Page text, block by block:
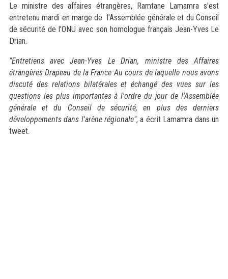
Le ministre des affaires étrangères, Ramtane Lamamra s'est
entretenu mardi en marge de l'Assemblée générale et du Conseil
de sécurité de l'ONU avec son homologue français Jean-Yves Le
Drian.
"Entretiens avec Jean-Yves Le Drian, ministre des Affaires
étrangères Drapeau de la France Au cours de laquelle nous avons
discuté des relations bilatérales et échangé des vues sur les
questions les plus importantes à l'ordre du jour de l'Assemblée
générale et du Conseil de sécurité, en plus des derniers
développements dans l'arène régionale", a écrit Lamamra dans un
tweet.